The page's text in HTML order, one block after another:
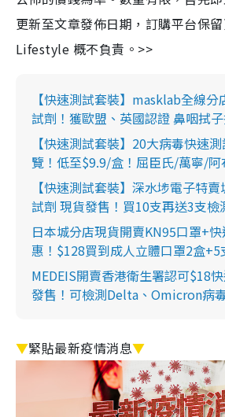
更新至文章發佈日期，訂購平台保
Lifestyle 概不負責。>>
【快速測試套裝】masklab全線
試劑！獲歐盟、英國認證 鼻咽拭
【快速測試套裝】20大病毒快速
覽！低至$9.9/盒！屈臣氏/萬寧/
【快速測試套裝】深水埗電子特
試劑 現貨發售！買10支再送3支檢
日本城分店現貨開賣KN95口罩+
惠！$128買到成人立體口罩2盒+5
MEDEIS開賣香港衛生署認可$18
發售！可檢測Delta、Omicron病
▼緊貼最新疫情消息▼